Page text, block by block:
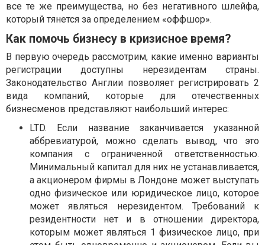
все те же преимущества, но без негативного шлейфа,
который тянется за определением «оффшор».
Как помочь бизнесу в кризисное время?
В первую очередь рассмотрим, какие именно варианты
регистрации доступны нерезидентам страны.
Законодательство Англии позволяет регистрировать 2
вида компаний, которые для отечественных
бизнесменов представляют наибольший интерес:
LTD. Если название заканчивается указанной
аббревиатурой, можно сделать вывод, что это
компания с ограниченной ответственностью.
Минимальный капитал для них не устанавливается,
а акционером фирмы в Лондоне может выступать
одно физическое или юридическое лицо, которое
может являться нерезидентом. Требований к
резидентности нет и в отношении директора,
которым может являться 1 физическое лицо, при